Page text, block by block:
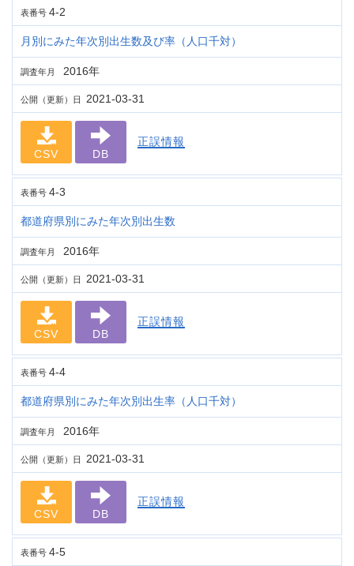
表番号 4-2
月別にみた年次別出生数及び率（人口千対）
調査年月 2016年
公開（更新）日 2021-03-31
CSV DB
正誤情報
表番号 4-3
都道府県別にみた年次別出生数
調査年月 2016年
公開（更新）日 2021-03-31
CSV DB
正誤情報
表番号 4-4
都道府県別にみた年次別出生率（人口千対）
調査年月 2016年
公開（更新）日 2021-03-31
CSV DB
正誤情報
表番号 4-5